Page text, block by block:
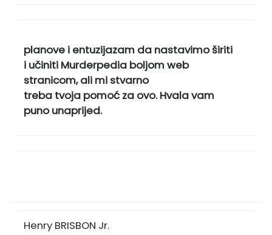
planove i entuzijazam da nastavimo širiti
i učiniti Murderpedia boljom web
stranicom, ali mi stvarno
treba tvoja pomoć za ovo. Hvala vam
puno unaprijed.
Henry BRISBON Jr.